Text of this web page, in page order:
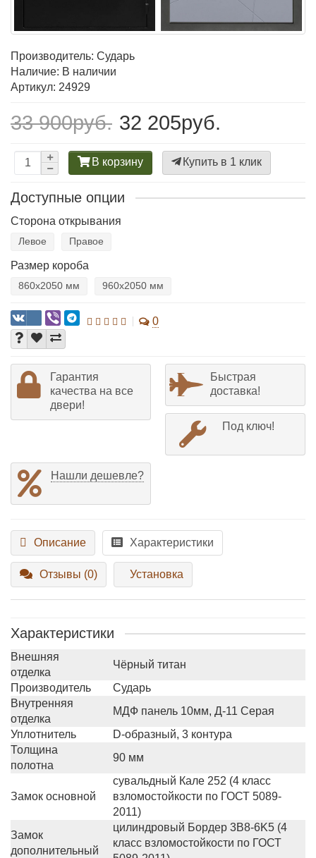
Производитель: Сударь
Наличие: В наличии
Артикул: 24929
33 900руб. 32 205руб.
В корзину Купить в 1 клик
Доступные опции
Сторона открывания
Левое Правое
Размер короба
860х2050 мм 960х2050 мм
0
Гарантия
качества на все
двери!
Быстрая
доставка!
Под ключ!
Нашли дешевле?
Описание Характеристики
Отзывы (0) Установка
Характеристики
Внешняя
отделка
Чёрный титан
Производитель
Сударь
Внутренняя
отделка
МДФ панель 10мм, Д-11 Серая
Уплотнитель
D-образный, 3 контура
Толщина
полотна
90 мм
Замок основной
сувальдный Кале 252 (4 класс
взломостойкости по ГОСТ 5089-
2011)
Замок
дополнительный
цилиндровый Бордер 3B8-6K5 (4
класс взломостойкости по ГОСТ